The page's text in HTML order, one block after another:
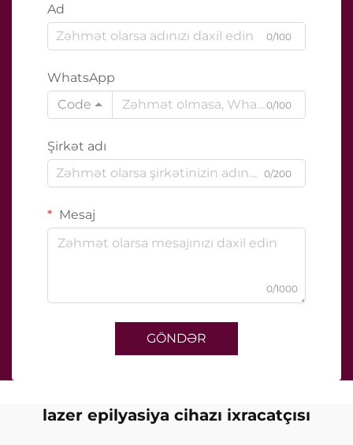
Ad
0/100
WhatsApp
Code
0/100
Şirkət adı
0/200
Mesaj
0/1000
GÖNDƏR
lazer epilyasiya cihazı ixracatçısı